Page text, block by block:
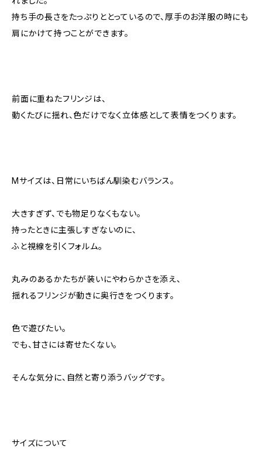
持ち手の長さをたっぷりととっているので、厚手のお洋服の時にも
肩にかけて持つことができます。
前面に重ねたフリンジは、
動くたびに揺れ、色だけでなく立体感として表情をつくります。
Mサイズは、日常にいちばん馴染むバランス。
大きすぎず、でも物足りなくもない。
持ったときに主張しすぎないのに、
ふと視線を引くフォルム。
丸みのあるかたちが装いにやわらかさを添え、
揺れるフリンジが動きに奥行きをつくります。
色で遊びたい。
でも、甘さには寄せたくない。
そんな気分に、自然と寄り添うバッグです。
サイズについて